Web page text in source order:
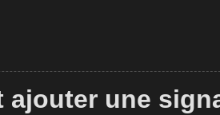
ajouter une